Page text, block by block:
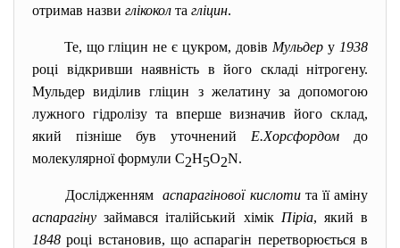
отримав назви глікокол та гліцин.
Те, що гліцин не є цукром, довів Мульдер у 1938
році відкривши наявність в його складі нітрогену.
Мульдер виділив гліцин з желатину за допомогою
лужного гідролізу та вперше визначив його склад,
який пізніше був уточнений Е.Хорсфордом до
молекулярної формули C2H5O2N.
Дослідженням аспарагінової кислотита її аміну
аспарагіну займався італійський хімік Піріа, який в
1848 році встановив, що аспарагін перетворюється в